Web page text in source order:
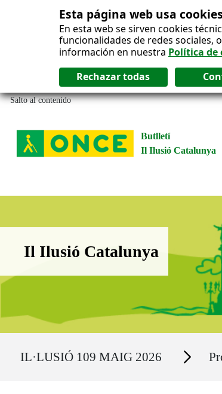
Esta página web usa cookies
En esta web se sirven cookies
funcionalidades de redes sociales,
información en nuestra Política de
Salto al contenido
Butlletí
Il Ilusió Catalunya
Boletín Il·lusió Catalunya
Il Ilusió Catalunya
IL·LUSIÓ 109 MAIG 2026 Secciones